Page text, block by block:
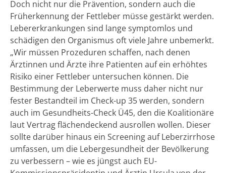
Doch nicht nur die Prävention, sondern auch die
Früherkennung der Fettleber müsse gestärkt werden.
Lebererkrankungen sind lange symptomlos und
schädigen den Organismus oft viele Jahre unbemerkt.
„Wir müssen Prozeduren schaffen, nach denen
Ärztinnen und Ärzte ihre Patienten auf ein erhöhtes
Risiko einer Fettleber untersuchen können. Die
Bestimmung der Leberwerte muss daher nicht nur
fester Bestandteil im Check-up 35 werden, sondern
auch im Gesundheits-Check Ü45, den die Koalitionäre
laut Vertrag flächendeckend ausrollen wollen. Dieser
sollte darüber hinaus ein Screening auf Leberzirrhose
umfassen, um die Lebergesundheit der Bevölkerung
zu verbessern – wie es jüngst auch EU-